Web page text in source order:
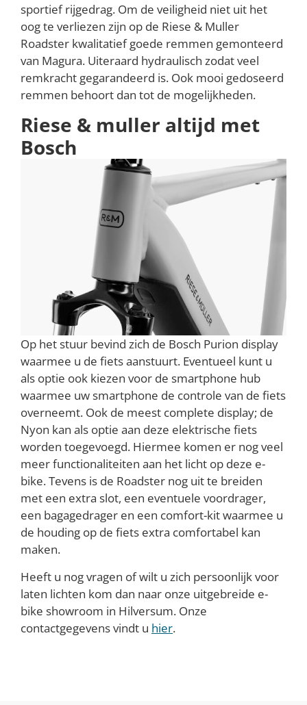
sportief rijgedrag. Om de veiligheid niet uit het
oog te verliezen zijn op de Riese & Muller
Roadster kwalitatief goede remmen gemonteerd
van Magura. Uiteraard hydraulisch zodat veel
remkracht gegarandeerd is. Ook mooi gedoseerd
remmen behoort dan tot de mogelijkheden.
Riese & muller altijd met
Bosch
Op het stuur bevind zich de Bosch Purion display
waarmee u de fiets aanstuurt. Eventueel kunt u
als optie ook kiezen voor de smartphone hub
waarmee uw smartphone de controle van de fiets
overneemt. Ook de meest complete display; de
Nyon kan als optie aan deze elektrische fiets
worden toegevoegd. Hiermee komen er nog veel
meer functionaliteiten aan het licht op deze e-
bike. Tevens is de Roadster nog uit te breiden
met een extra slot, een eventuele voordrager,
een bagagedrager en een comfort-kit waarmee u
de houding op de fiets extra comfortabel kan
maken.
Heeft u nog vragen of wilt u zich persoonlijk voor
laten lichten kom dan naar onze uitgebreide e-
bike showroom in Hilversum. Onze
contactgegevens vindt u hier.